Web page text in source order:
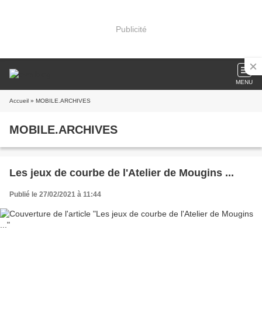
Publicité
MENU
Accueil » MOBILE.ARCHIVES
MOBILE.ARCHIVES
Les jeux de courbe de l'Atelier de Mougins ...
Publié le 27/02/2021 à 11:44